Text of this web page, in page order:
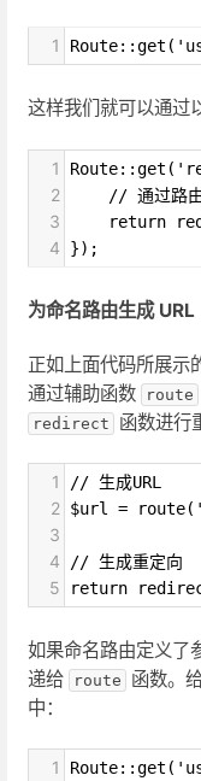
1
这样我们就可以通过
1
2
// 通过路
3
return
4 });
为命名路由生成 URL
正如上面代码所展示
通过辅助函数
route
redirect 函数进行
1 // 生成URL
2 $url =
3
4
// 生成重定向
5 return
如果命名路由定义了
递给
route
函数。
中：
1